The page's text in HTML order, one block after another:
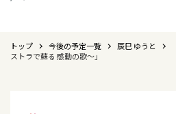
トップ 今後の予定一覧 辰巳 ゆうと
ストラで蘇る 感動の歌～」